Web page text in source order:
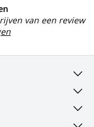
van een review